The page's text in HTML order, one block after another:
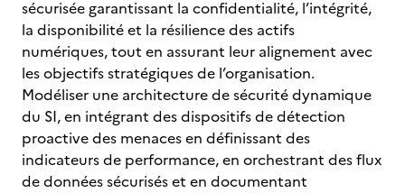
sécurisée garantissant la confidentialité, l’intégrité,
la disponibilité et la résilience des actifs
numériques, tout en assurant leur alignement avec
les objectifs stratégiques de l’organisation.
Modéliser une architecture de sécurité dynamique
du SI, en intégrant des dispositifs de détection
proactive des menaces en définissant des
indicateurs de performance, en orchestrant des flux
de données sécurisés et en documentant